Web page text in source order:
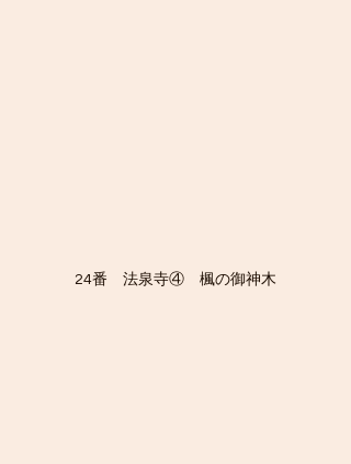
24番　法泉寺④　楓の御神木